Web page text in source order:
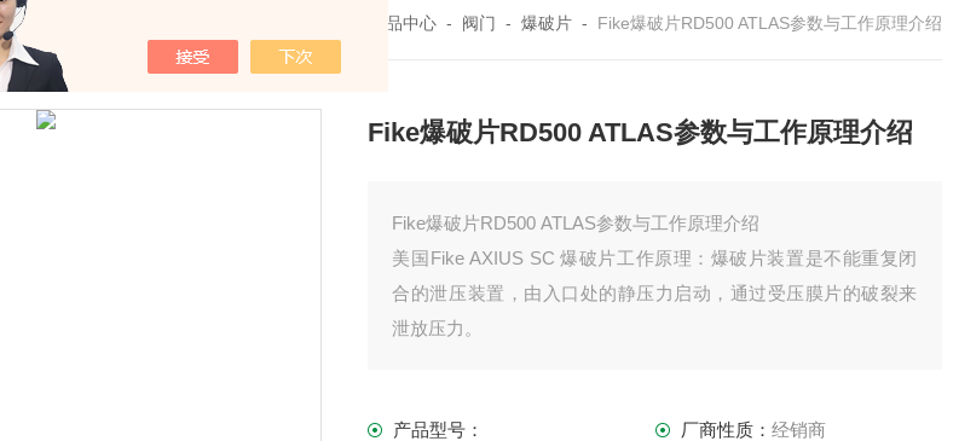
产品中心 - 阀门 - 爆破片 - Fike爆破片RD500 ATLAS参数与工作原理介绍
Fike爆破片RD500 ATLAS参数与工作原理介绍
Fike爆破片RD500 ATLAS参数与工作原理介绍
美国Fike AXIUS SC 爆破片工作原理：爆破片装置是不能重复闭
合的泄压装置，由入口处的静压力启动，通过受压膜片的破裂来
泄放压力。
产品型号： 厂商性质： 经销商